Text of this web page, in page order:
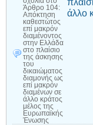
Άρθρο 104:
Απόκτηση
καθεστώτος
επί μακρόν
διαμένοντος
στην Ελλάδα
στο πλαίσιο
της άσκησης
του
δικαιώματος
διαμονής ως
επί μακρόν
διαμένων σε
άλλο κράτος
μέλος της
Ευρωπαϊκής
Ένωσης
άλλο